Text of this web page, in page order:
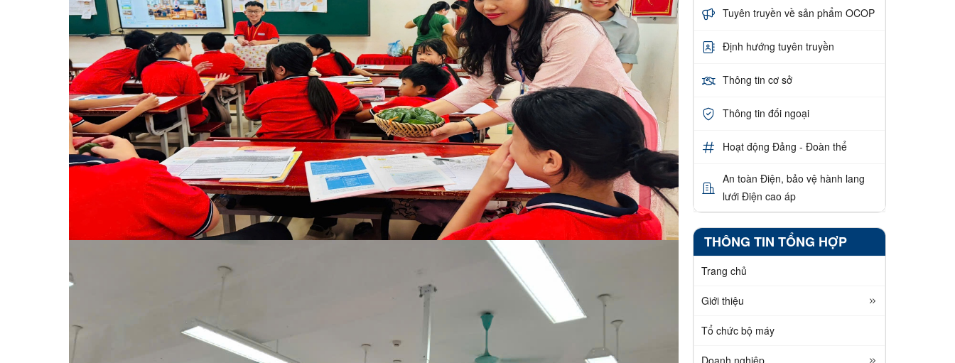
Tuyên truyền về sản phẩm OCOP
Định hướng tuyên truyền
Thông tin cơ sở
Thông tin đối ngoại
Hoạt động Đảng - Đoàn thể
An toàn Điện, bảo vệ hành lang
lưới Điện cao áp
THÔNG TIN TỔNG HỢP
Trang chủ
Giới thiệu
Tổ chức bộ máy
Doanh nghiệp